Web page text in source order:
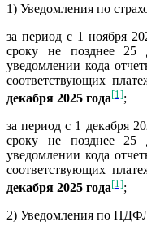
1) Уведомления по
за период с 1 ноября
сроку не позднее 25
уведомлении кода
соответствующих
декабря 2025 года[1];
за период с 1 декабря
сроку не позднее 25
уведомлении кода
соответствующих
декабря 2025 года[1];
2) Уведомления по